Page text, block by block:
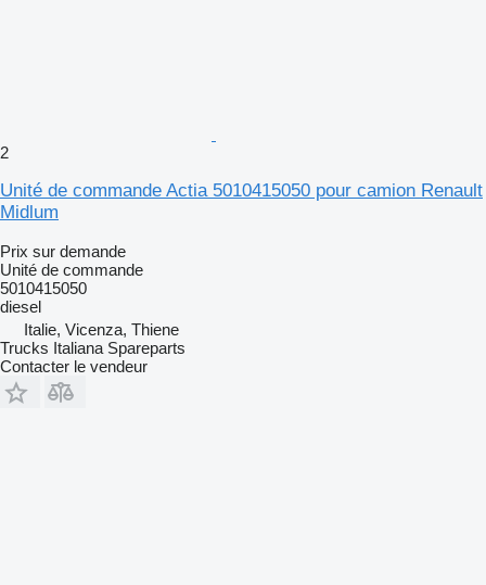
2
Unité de commande Actia 5010415050 pour camion Renault
Midlum
Prix sur demande
Unité de commande
5010415050
diesel
Italie, Vicenza, Thiene
Trucks Italiana Spareparts
Contacter le vendeur